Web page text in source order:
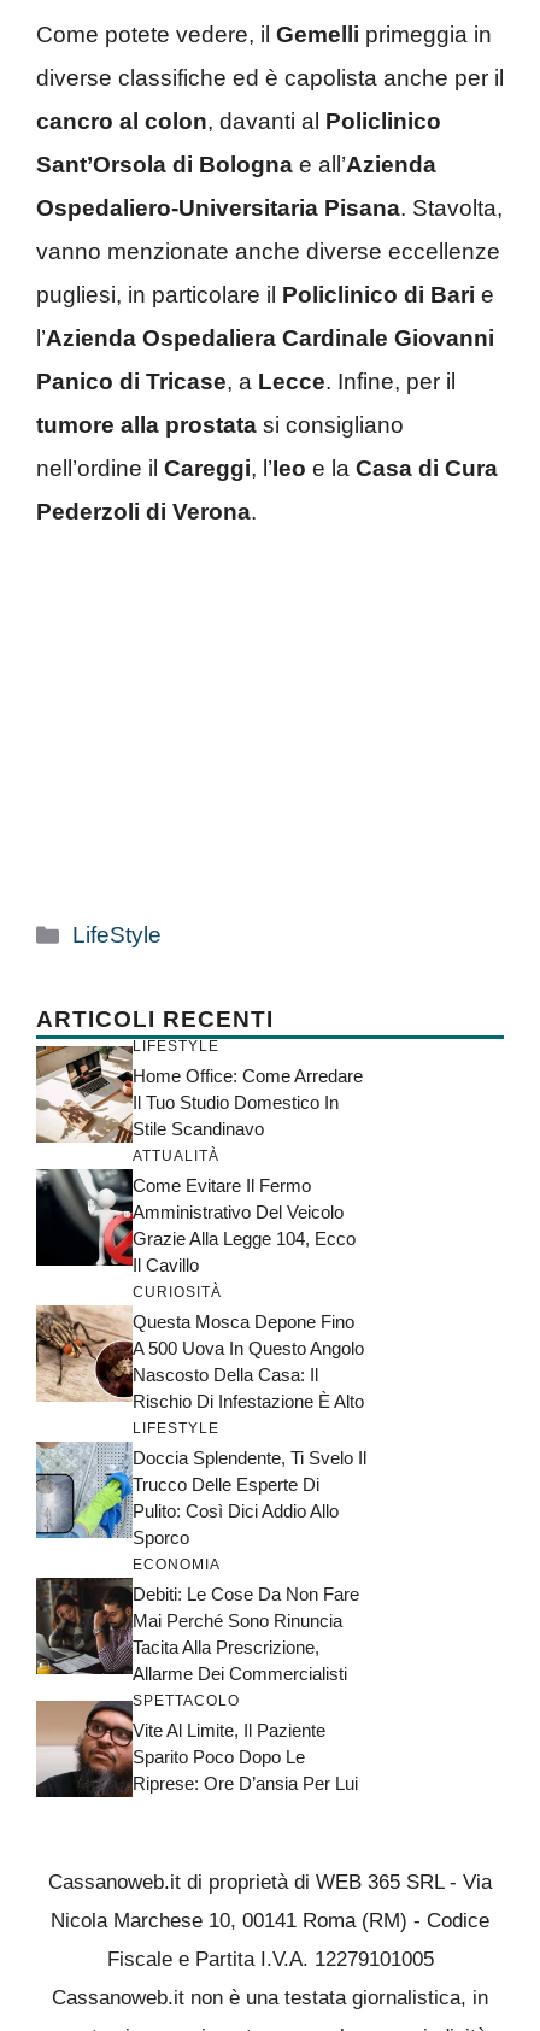
Come potete vedere, il Gemelli primeggia in
diverse classifiche ed è capolista anche per il
cancro al colon, davanti al Policlinico
Sant’Orsola di Bologna e all’Azienda
Ospedaliero-Universitaria Pisana. Stavolta,
vanno menzionate anche diverse eccellenze
pugliesi, in particolare il Policlinico di Bari e
l’Azienda Ospedaliera Cardinale Giovanni
Panico di Tricase, a Lecce. Infine, per il
tumore alla prostata si consigliano
nell’ordine il Careggi, l’Ieo e la Casa di Cura
Pederzoli di Verona.
Categorie
LifeStyle
ARTICOLI RECENTI
LIFESTYLE
Home Office: Come Arredare
Il Tuo Studio Domestico In
Stile Scandinavo
ATTUALITÀ
Come Evitare Il Fermo
Amministrativo Del Veicolo
Grazie Alla Legge 104, Ecco
Il Cavillo
CURIOSITÀ
Questa Mosca Depone Fino
A 500 Uova In Questo Angolo
Nascosto Della Casa: Il
Rischio Di Infestazione È Alto
LIFESTYLE
Doccia Splendente, Ti Svelo Il
Trucco Delle Esperte Di
Pulito: Così Dici Addio Allo
Sporco
ECONOMIA
Debiti: Le Cose Da Non Fare
Mai Perché Sono Rinuncia
Tacita Alla Prescrizione,
Allarme Dei Commercialisti
SPETTACOLO
Vite Al Limite, Il Paziente
Sparito Poco Dopo Le
Riprese: Ore D’ansia Per Lui
Cassanoweb.it di proprietà di WEB 365 SRL - Via
Nicola Marchese 10, 00141 Roma (RM) - Codice
Fiscale e Partita I.V.A. 12279101005
Cassanoweb.it non è una testata giornalistica, in